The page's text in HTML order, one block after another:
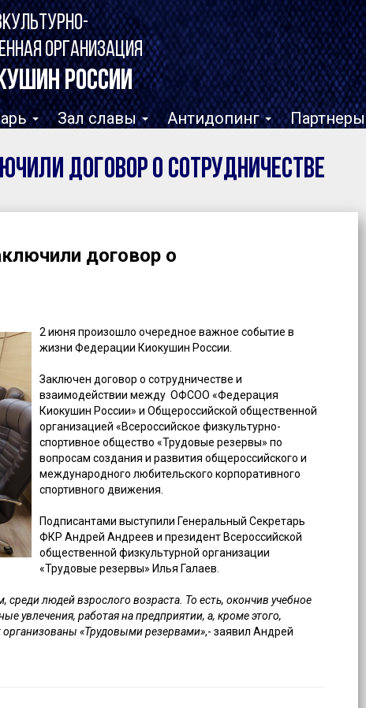
ОРГАНИЗАЦИЯ
РОССИИ
Зал славы Антидопинг Партнеры
договор о сотрудничестве
договор о
2 июня произошло очередное важное событие в
жизни Федерации Киокушин России.
Заключен договор о сотрудничестве и
взаимодействии между ОФСОО «Федерация
Киокушин России» и Общероссийской общественной
организацией «Всероссийское физкультурно-
спортивное общество «Трудовые резервы» по
вопросам создания и развития общероссийского и
международного любительского корпоративного
спортивного движения.
Подписантами выступили Генеральный Секретарь
ФКР Андрей Андреев и президент Всероссийской
общественной физкультурной организации
«Трудовые резервы» Илья Галаев.
среди людей взрослого возраста. То есть, окончив учебное
увлечения, работая на предприятии, а, кроме этого,
организованы «Трудовыми резервами»,- заявил Андрей